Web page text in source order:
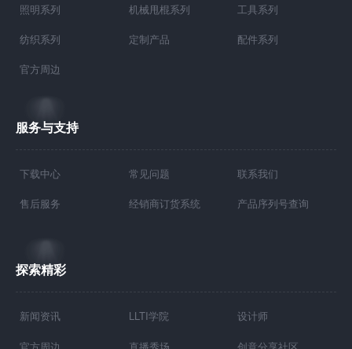
照明系列 机械甩棍系列 工具系列
纺织系列 定制产品 配件系列
官方周边
服务与支持
下载中心 常见问题 联系我们
售后服务 经销商订货系统 产品序列号查询
探索精彩
新闻资讯 LLTI学院 设计师
官方周边 直播秀场 创意分享社区